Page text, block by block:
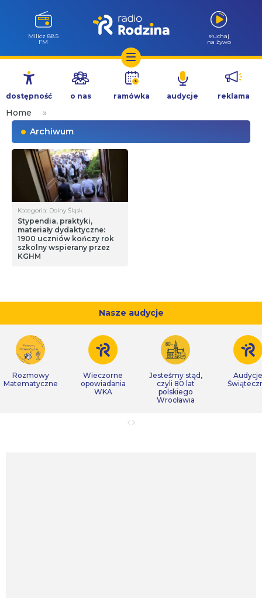
Przejdź
treści
Milicz 88.5
FM
słuchaj
na żywo
dostępność o nas ramówka audycje reklama
Home
»
Archiwum
Kategoria: Dolny Śląsk
Stypendia, praktyki,
materiały dydaktyczne:
1900 uczniów kończy rok
szkolny wspierany przez
KGHM
Nasze audycje
Rozmowy
Matematyczne
Wieczorne
opowiadania
WKA
Jesteśmy stąd,
czyli 80 lat
polskiego
Wrocławia
Audycje